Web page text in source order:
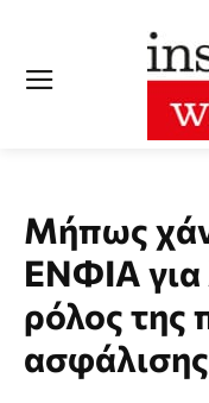
Μήπως
ΕΝΦΙΑ
ρόλος της
ασφάλισης